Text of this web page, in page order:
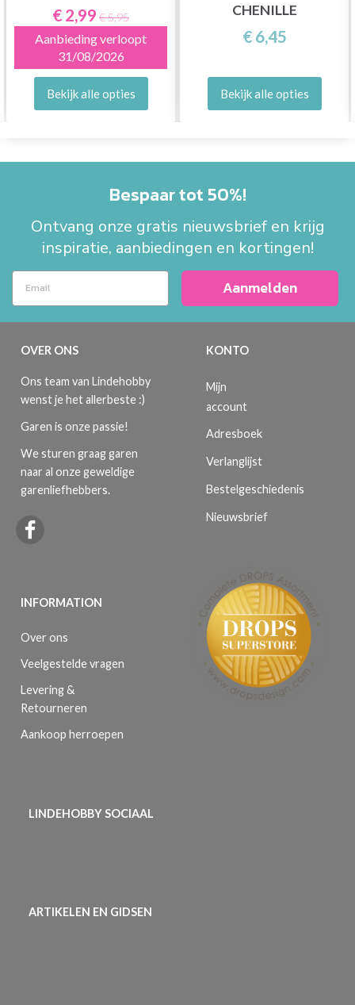
€ 2,99 € 5,95
Aanbieding verloopt
31/08/2026
Bekijk alle opties
CHENILLE
€ 6,45
Bekijk alle opties
Bespaar tot 50%!
Ontvang onze gratis nieuwsbrief en krijg
inspiratie, aanbiedingen en kortingen!
Aanmelden
OVER ONS
Ons team van Lindehobby
wenst je het allerbeste :)
Garen is onze passie!
We sturen graag garen
naar al onze geweldige
garenliefhebbers.
INFORMATION
Over ons
Veelgestelde vragen
Levering &
Retourneren
Aankoop herroepen
KONTO
Mijn
account
Adresboek
Verlanglijst
Bestelgeschiedenis
Nieuwsbrief
LINDEHOBBY SOCIAAL
ARTIKELEN EN GIDSEN